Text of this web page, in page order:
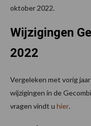
oktober 2022.
Wijzigingen
2022
Vergeleken met vorig
wijzigingen in de
vragen vindt u hier.